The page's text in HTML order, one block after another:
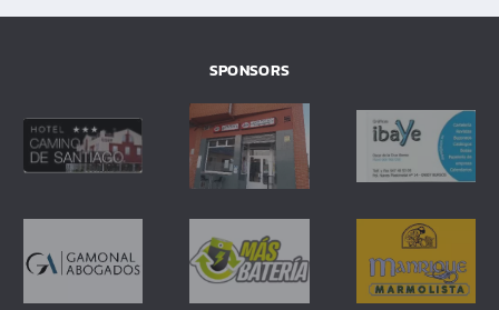
SPONSORS